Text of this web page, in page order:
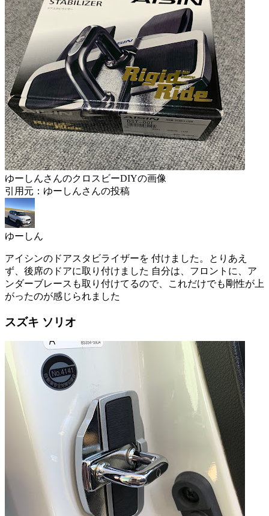
ゆーしんさんのクロスビーDIYの画像
引用元：ゆーしんさんの投稿
ゆーしん
アイシンのドアスタビライザーを 付けました。とりあえ
ず、後席のドアに取り付けました 自分は、フロントに、ア
ンダーブレースも取り付けてるので、これだけでも剛性が上
がったのが感じられました
スズキ ソリオ